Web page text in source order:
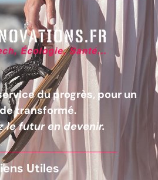
du progrès, pour un
transformé.
le futur en devenir.
Utiles